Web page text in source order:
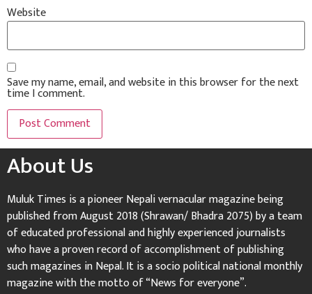
Website
Save my name, email, and website in this browser for the next
time I comment.
About Us
Muluk Times is a pioneer Nepali vernacular magazine being
published from August 2018 (Shrawan/ Bhadra 2075) by a team
of educated professional and highly experienced journalists
who have a proven record of accomplishment of publishing
such magazines in Nepal. It is a socio political national monthly
magazine with the motto of “News for everyone”.